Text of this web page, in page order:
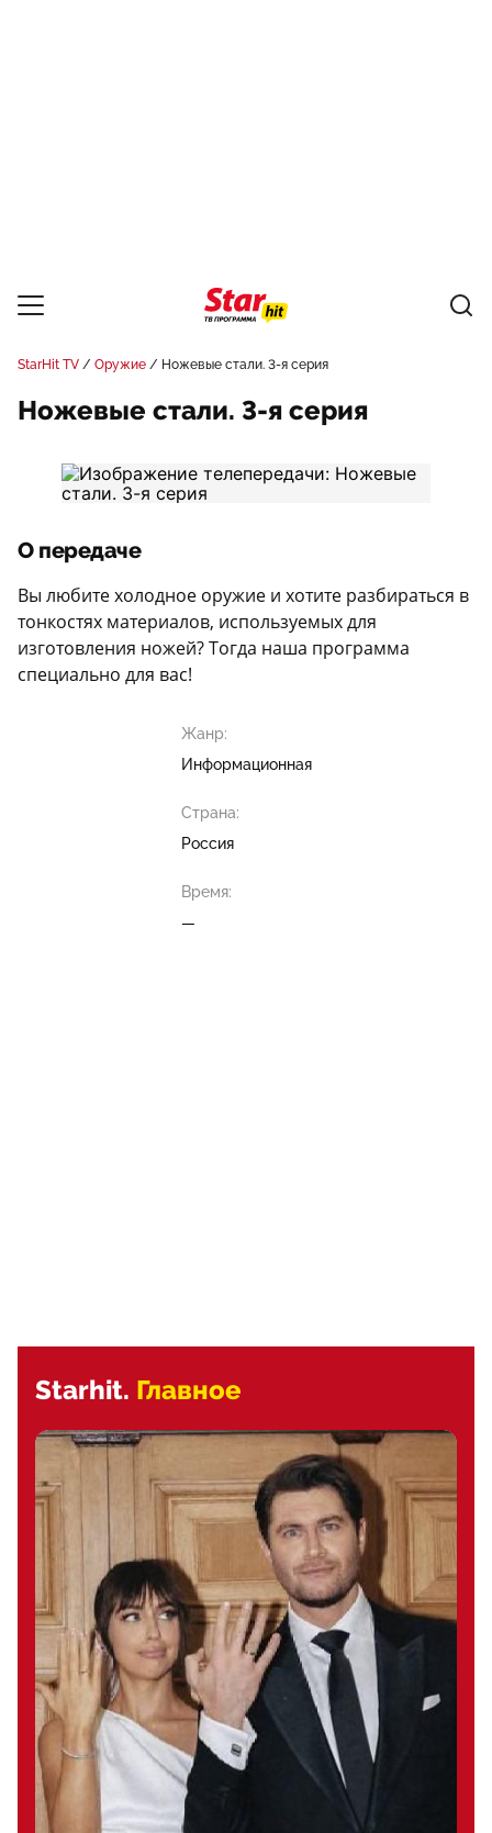
StarHit TV Оружие Ножевые стали. 3-я серия
Ножевые стали. 3-я серия
О передаче
Вы любите холодное оружие и хотите разбираться в
тонкостях материалов, используемых для
изготовления ножей? Тогда наша программа
специально для вас!
Жанр:
Информационная
Страна:
Россия
Время:
—
Starhit. Главное